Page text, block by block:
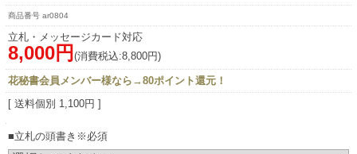
ar0804
立札・メッセージカード対応
8,000円 (消費税込:8,800円)
花秘書会員メンバー様なら→80ポイント還元！
[ 送料個別 1,100円 ]
■立札の頭書き※必須